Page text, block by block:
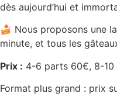
dès aujourd’hui et
🍰 Nous proposons une
minute, et tous les
Prix : 4-6 parts 60€, 8-
Format plus grand : prix